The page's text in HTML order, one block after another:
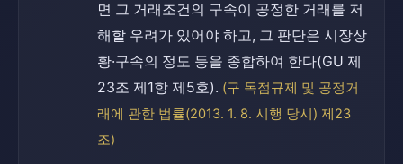
면 그 거래조건의 구속이 공정한 거래를 저
해할 우려가 있어야 하고, 그 판단은 시장상
황·구속의 정도 등을 종합하여 한다(GU 제
23조 제1항 제5호). (구 독점규제 및 공정거
래에 관한 법률(2013. 1. 8. 시행 당시) 제23
조)